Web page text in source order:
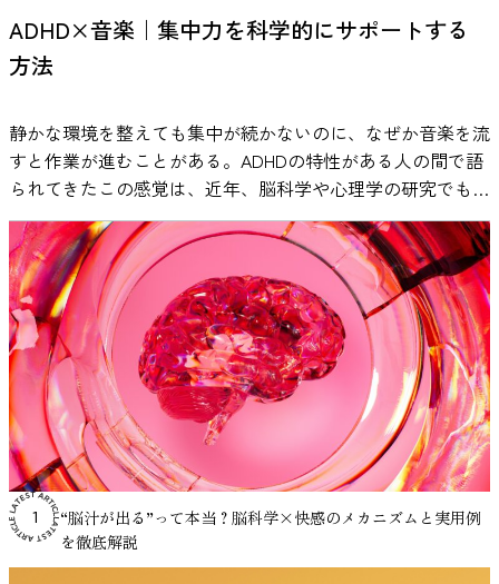
いて、「9・2・7」と答えるような形です。聞いた数字を頭
の中に覚えておきながら、それを順番を逆にして言い直すと
時に行う必要があります。このように、記憶した情報をただ
そのまま出すのではなく、頭の中で並び替えたり処理したり
する力が、ワーキングメモリの重要な働きなのです。 この
トレーニングは、実際に記憶力や思考力を測る心理検査でも
取り入れられている方法で、専門家の間でも信頼性のある訓
練として知られています。最初は3桁から始め、徐々に桁数
を増やしていくと効果的です。 2. デュアルタスクトレーニ
ング デュアルタスクとは、2つの作業を同時に行うトレーニ
ングで、注意力や処理速度、作業記憶の統合力を高める効果
があります。たとえば、「歩きながら計算する」「音読しな
がら手を動かす」といった形式が一般的です。 このような
タスクでは、頭の中で複数の情報を同時に管理し、切り替え
ながら処理する力が求められます。デュアルタスクは、まさ
にこの力を鍛えるのに効果的な方法です。実際、高齢者の転
倒予防や認知機能トレーニングの一環としても利用されてい
ます。 3. マインドフルネス瞑想 マインドフルネスは、「今
ここ」に意図的かつ判断を加えずに注意を向ける訓練法で、
す。これに対し、LEDは瞬時に点灯するため、この遅延がほ
とんどありません。LEDは立ち上がりの速さにおいて白熱電
球よりも優れているという点は事実です。 要するに「光り
キリ見える」のがLEDという違いがあるわけです。そのため
視覚的な刺激強度の点でLEDランプは有利であり、結果とし
て脳が気付くまでの時間が短縮されると考えられます。 実
験では、LED同士でも形状や明るさの違いによるP3潜時の差
が一部見られましたが、残念ながら統計的に有意とは言えま
せんでした。研究チームによると、被験者がブレーキを踏む
足を動かした際のノイズ（筋電や体動によるアーティファク
ト）が脳波に混入し、微妙な差の検出を難しくした可能性が
あるといいます。 しかし、電球 vs LEDという大分類では明
確な差が出たことで、車両の安全性を向上させる上で、LED
ランプの採用が有効な選択肢であることを裏付けています。
事実、近年の車はほぼ全てブレーキランプがLED化されつつ
ありますが、もし古い電球タイプを使い続けている車があれ
ば、安全のためにも早めに交換した方が良いかもしれません
ね。 運転熟練度と脳の反応、その関係とは 脳波データをさ
らに分析すると、ドライバーの経験や熟練度による違いも一
割り当てられました。一つはリラックスできる音楽を聴く条
件、もう一つは水の流れる音といった自然音を聴く条件、そ
究者はストレス反応を評価するために、唾液中のコルチゾー
ルや唾液αアミラーゼといった生理指標、さらに心拍数や主
観的なストレス評価などを測定しました。 その結果、音楽
を聴いたグループでは、ストレス課題の後に自律神経系の反
応が回復する過程に特徴的な違いが見られました。特に唾液
αアミラーゼの値については、音楽を聴いた参加者のほうが
比較的早く基準値へ戻る傾向が確認されました。研究者はこ
の結果から、音楽の聴取が人間の心理生物学的ストレスシス
テムに影響を与える可能性があると結論づけています。 ス
トレスについては、こちらの記事でも詳しく説明していま
す。 ・私たちはなぜ緊張するのか？：緊張のメカニズムと
コントロール方法 医療分野で音楽療法が活用されている理
由 音楽は娯楽としてだけでなく、医療分野でも補助的な介
入手法として利用されています。このような方法は一般的に
「音楽療法」と呼ばれ、患者の心理的状態や生理反応に対す
る影響が研究されています。 医学研究では、音楽を聴くこ
とが心拍数や血圧などの生理的指標に関連する可能性が報告
とは、神経科学の分野で広く研究されています。 たとえ
ば、音楽を聴くことで報酬系に関わる脳部位（側坐核など）
す。これは、Salimpoorら（2011）の研究で示されており、
音楽体験が神経化学的な反応を引き起こすことが明らかにな
っています。 ドーパミンは「快感」や「動機づけ」に関与
する神経伝達物質として知られています。 ここで重要なの
は、「どの音楽でも同じ反応が起きるわけではない」という
点です。研究では、本人が好ましいと感じる音楽を聴いたと
きに、より強い報酬系の反応が観察されています。 そのた
め、自分にとって心地よいと感じる音楽が気分を変化させ、
その結果として作業への取り組みやすさに影響する可能性が
あります。 生産性が向上するメカニズム 作業用BGMの効果
は、主に次の2つのメカニズムで説明されています。 1. 外部
ノイズのマスキング効果 音楽には、周囲の雑音を覆い隠す
「マスキング効果」があります。特にオープンオフィスのよ
うな環境では、断続的に聞こえる会話音が集中を妨げる要因
になることが知られています。 一定の音（ホワイトノイズ
や環境音など）を流すと、こうした突発的な音が目立ちにく
くなり、集中状態を保ちやすくなるという考え方です。 オ
ADHD×音楽｜集中力を科学的にサポートする
方法
静かな環境を整えても集中が続かないのに、なぜか音楽を流
すと作業が進むことがある。ADHDの特性がある人の間で語
られてきたこの感覚は、近年、脳科学や心理学の研究でも検
証が進んでいます。歌詞は本当に邪魔になるのか。ホワイト
ノイズはなぜ効果があると言われるのか。 本記事では、一
次研究のデータと実証例をもとに、ADHDと音楽の関係を整
理し、勉強や仕事にどう活かせるのかを探ります。 ADHDの
集中力に音楽は影響する？研究でわかっていること 静かな
場所で勉強や仕事をしていると、かえって落ち着かず、音楽
を流したほうが作業が進むと感じる人は少なくありません。
とくにADHDの特性がある場合、「無音よりも少し音があっ
たほうが集中しやすい」と語られることがあります。 こう
した感覚は、単なる気のせいとして片づけられてきたわけで
はありません。実際に、心理学や神経科学の分野で実験的に
検討されてきました。 これまでの実験では、音楽やホワイ
トノイズを流した状態と、何も流さない静かな状態とで課題
RANKING
1
“脳汁が出る”って本当？脳科学×快感のメカニズムと実用例
を徹底解説